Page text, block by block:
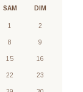
SAM DIM
1 2
8 9
15 16
22 23